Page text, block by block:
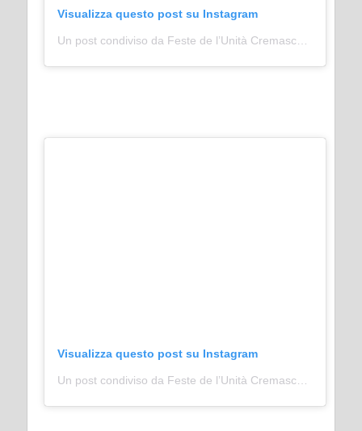
Visualizza questo post su Instagram
Visualizza questo post su Instagram